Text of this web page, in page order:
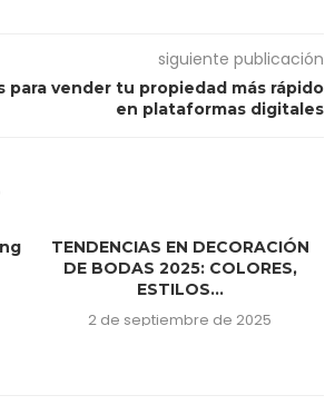
siguiente publicación
para vender tu propiedad más rápido
en plataformas digitales
TENDENCIAS EN DECORACIÓN
DE BODAS 2025: COLORES,
ESTILOS...
2 de septiembre de 2025